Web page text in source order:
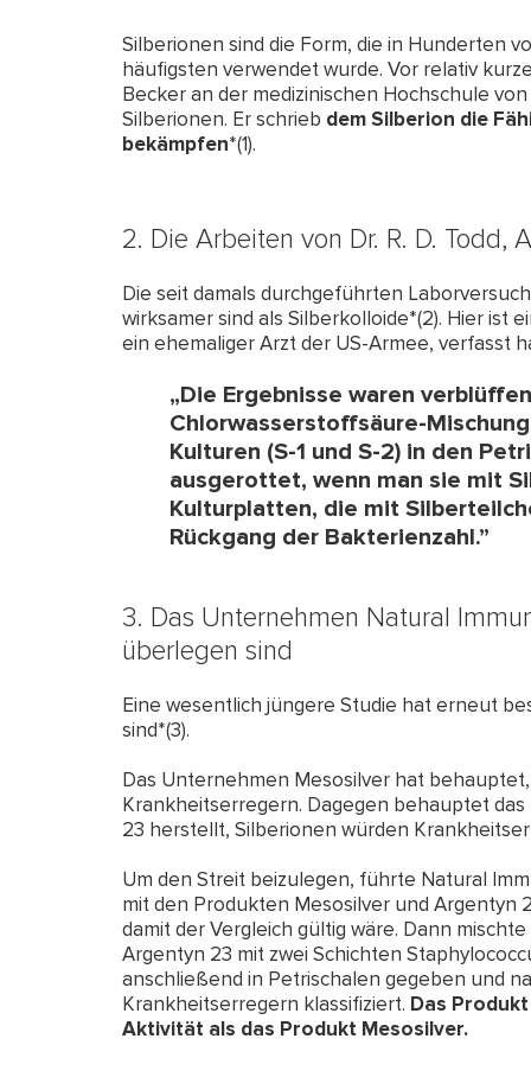
Silberionen sind die Form, die in Hunderten
häufigsten verwendet wurde. Vor relativ
Becker an der medizinischen Hochschule
Silberionen. Er schrieb dem Silberion die
bekämpfen*(1).
2. Die Arbeiten von Dr. R. D. Todd,
Die seit damals durchgeführten
wirksamer sind als Silberkolloide*(2). Hier ist
ein ehemaliger Arzt der US-Armee, verfasst
„Die Ergebnisse waren
Chlorwasserstoffsäure-
Kulturen (S-1 und S-2) in den
ausgerottet, wenn man sie mit
Kulturplatten, die mit
Rückgang der Bakterienzahl.”
3. Das Unternehmen Natural
überlegen sind
Eine wesentlich jüngere Studie hat erneut
sind*(3).
Das Unternehmen Mesosilver hat
Krankheitserregern. Dagegen behauptet
23 herstellt, Silberionen würden
Um den Streit beizulegen, führte Natural
mit den Produkten Mesosilver und Argentyn
damit der Vergleich gültig wäre. Dann
Argentyn 23 mit zwei Schichten
anschließend in Petrischalen gegeben und
Krankheitserregern klassifiziert. Das
Aktivität als das Produkt Mesosilver.